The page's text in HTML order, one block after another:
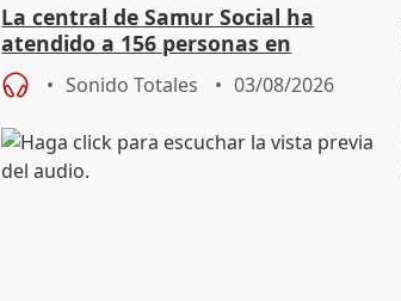
La central de Samur Social ha
atendido a 156 personas en
situación de calle durante Campaña
de CalorSonido Totales 03/08/2026